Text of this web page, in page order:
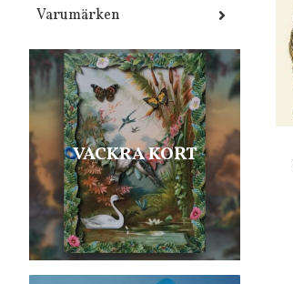
Varumärken
VACKRA KORT